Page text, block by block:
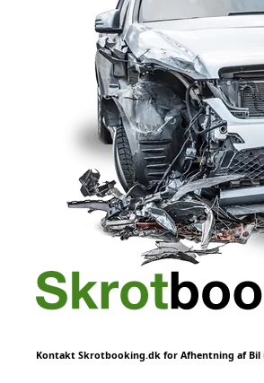
Kontakt Skrotbooking.dk for Afhentning af Bil